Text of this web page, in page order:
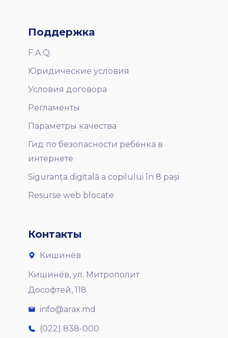
Поддержка
F.A.Q.
Юридические условия
Условия договора
Регламенты
Параметры качества
Гид по безопасности ребёнка в
интернете
Siguranța digitală a copilului în 8 pași
Resurse web blocate
Контакты
Кишинёв
Кишинёв, ул. Митрополит
Дософтей, 118
info@arax.md
(022) 838-000